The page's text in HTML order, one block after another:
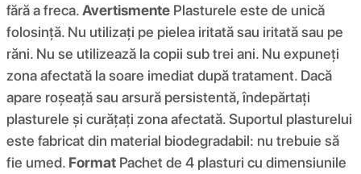
fără a freca.Avertismente Plasturele este de unică
folosință. Nu utilizați pe pielea iritată sau iritată sau pe
răni. Nu se utilizează la copii sub trei ani. Nu expuneți
zona afectată la soare imediat după tratament. Dacă
apare roșeață sau arsură persistentă, îndepărtați
plasturele și curățați zona afectată. Suportul plasturelui
este fabricat din material biodegradabil: nu trebuie să
fie umed. Format Pachet de 4 plasturi cu dimensiunile